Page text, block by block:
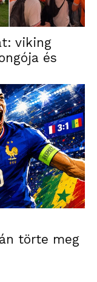
viking
és
törte meg